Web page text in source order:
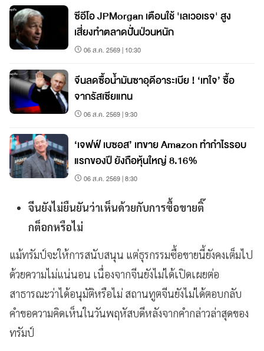
ซีอีโอ JPMorgan เตือนใช้ 'เลเวอเรจ' สูง
เสี่ยงทำตลาดปั่นป่วนหนัก
06 ส.ค. 2569 | 10:30
จีนลดซื้อน้ำมันซาอุดีอาระเบีย ! ‘เทใจ’ ซื้อ
จากรัสเซียแทน
06 ส.ค. 2569 | 9:30
‘เจฟฟ์ เบซอส’ เทขาย Amazon ทำกำไรรอบ
แรกของปี ยังถือหุ้นใหญ่ 8.16%
06 ส.ค. 2569 | 8:30
จีนยังไม่ยืนยันว่าเห็นด้วยกับการซื้อขายติ๊
กต็อกหรือไม่
แม้ทรัมป์จะให้การสนับสนุน แต่ธุรกรรมซื้อขายนี้ยังคงเต็มไป
ด้วยความไม่แน่นอน เนื่องจากจีนยังไม่ได้เปิดเผยต่อ
สาธารณะว่าได้อนุมัติหรือไม่ สถานทูตจีนยังไม่ได้ตอบกลับ
คำขอความคิดเห็นในวันพฤหัสบดีหลังจากคำกล่าวล่าสุดของ
ทรัมป์